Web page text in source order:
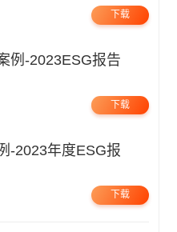
下载
下载
下载